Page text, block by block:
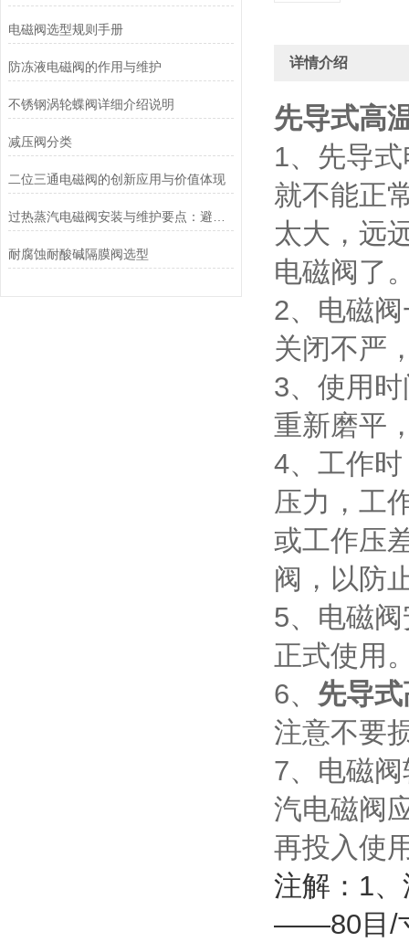
电磁阀选型规则手册
防冻液电磁阀的作用与维护
不锈钢涡轮蝶阀详细介绍说明
减压阀分类
二位三通电磁阀的创新应用与价值体现
耐腐蚀耐酸碱隔膜阀选型
详情介绍
先导式高
1、先导
就不能正
太大，远
电磁阀了
2、电磁
关闭不严
3、使用
重新磨平
4、工作
压力，工
或工作压
阀，以防
5、电磁
正式使用
6、 先导
注意不要
7、电磁
汽电磁阀
再投入使
注解：1
——80目/